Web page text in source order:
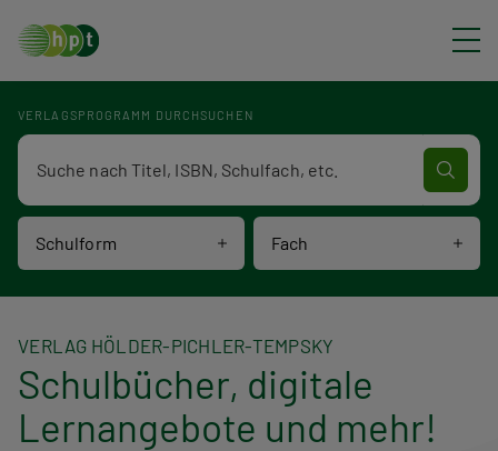
VERLAGSPROGRAMM DURCHSUCHEN
Schulform Fach
Verlagsprogramm Volltextsuche
VERLAG HÖLDER-PICHLER-TEMPSKY
Schulbücher, digitale
Lernangebote und mehr!